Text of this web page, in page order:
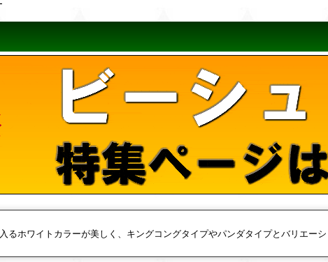
るホワイトカラーが美しく、キングコングタイプやパンダタイプとバリエーシ